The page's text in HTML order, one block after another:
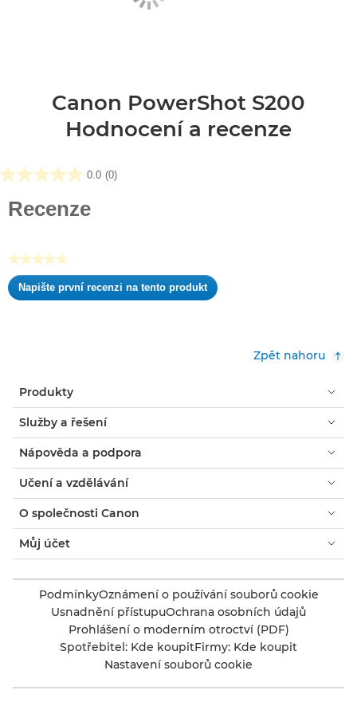
Canon PowerShot S200
Hodnocení a recenze
0.0 (0)
0.0
Recenze
★★★★★
Žádná
hodnota
Napište první recenzi na tento produkt
.
Zpět nahoru
Produkty
Služby a řešení
Nápověda a podpora
Učení a vzdělávání
O společnosti Canon
Můj účet
PodmínkyOznámení o používání souborů cookie
Usnadnění přístupuOchrana osobních údajů
Prohlášení o moderním otroctví (PDF)
Spotřebitel: Kde koupitFirmy: Kde koupit
Nastavení souborů cookie